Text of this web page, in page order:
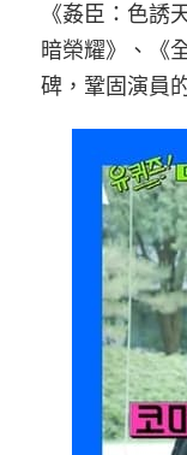
《姦臣：色誘
暗榮耀》、《
碑，鞏固演員